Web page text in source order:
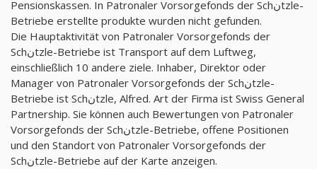
Pensionskassen. In Patronaler Vorsorgefonds der Schنtzle-
Betriebe erstellte produkte wurden nicht gefunden.
Die Hauptaktivität von Patronaler Vorsorgefonds der
Schنtzle-Betriebe ist Transport auf dem Luftweg,
einschließlich 10 andere ziele. Inhaber, Direktor oder
Manager von Patronaler Vorsorgefonds der Schنtzle-
Betriebe ist Schنtzle, Alfred. Art der Firma ist Swiss General
Partnership. Sie können auch Bewertungen von Patronaler
Vorsorgefonds der Schنtzle-Betriebe, offene Positionen
und den Standort von Patronaler Vorsorgefonds der
Schنtzle-Betriebe auf der Karte anzeigen.